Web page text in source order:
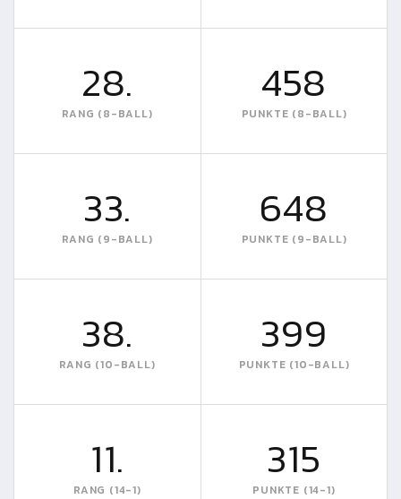
28.
RANG (8-BALL)
458
PUNKTE (8-BALL)
33.
RANG (9-BALL)
648
PUNKTE (9-BALL)
38.
RANG (10-BALL)
399
PUNKTE (10-BALL)
11.
RANG (14-1)
315
PUNKTE (14-1)